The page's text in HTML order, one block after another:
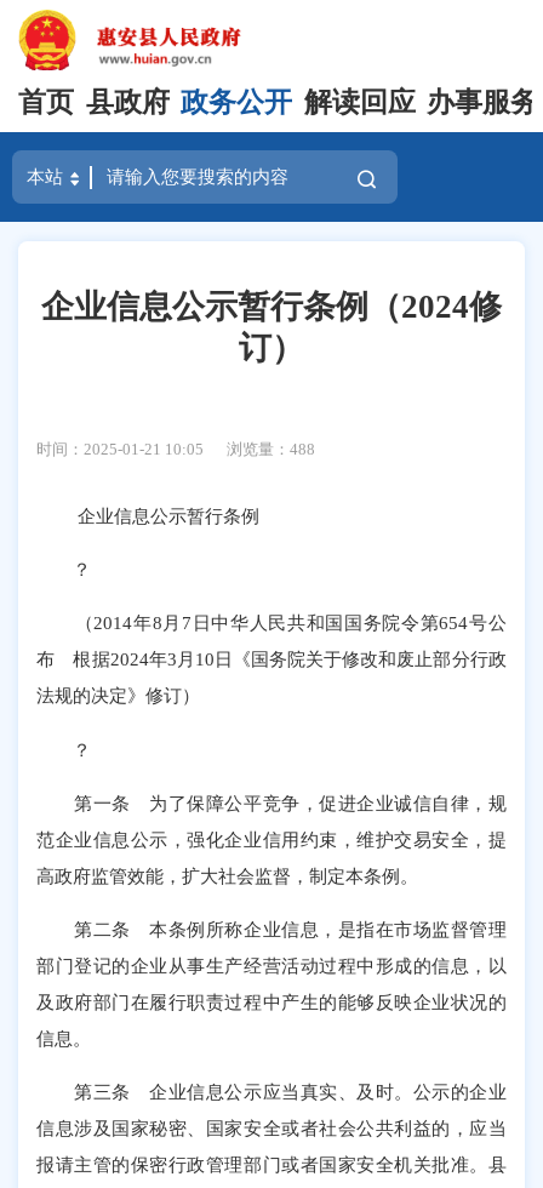
首页 县政府 政务公开 解读回应 办事服务
企业信息公示暂行条例（2024修
订）
时间：2025-01-21 10:05 浏览量：488
企业信息公示暂行条例
？
（2014年8月7日中华人民共和国国务院令第654号公
布 根据2024年3月10日《国务院关于修改和废止部分行政
法规的决定》修订）
？
第一条 为了保障公平竞争，促进企业诚信自律，规
范企业信息公示，强化企业信用约束，维护交易安全，提
高政府监管效能，扩大社会监督，制定本条例。
第二条 本条例所称企业信息，是指在市场监督管理
部门登记的企业从事生产经营活动过程中形成的信息，以
及政府部门在履行职责过程中产生的能够反映企业状况的
信息。
第三条 企业信息公示应当真实、及时。公示的企业
信息涉及国家秘密、国家安全或者社会公共利益的，应当
报请主管的保密行政管理部门或者国家安全机关批准。县